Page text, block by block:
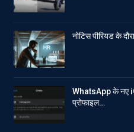
नोटिस पीरियड के
WhatsApp के नए
प्रोफाइल…